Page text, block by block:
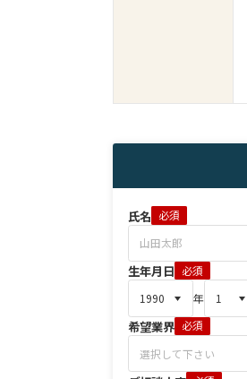
氏名 必須
生年月日 必須
年
希望業界 必須